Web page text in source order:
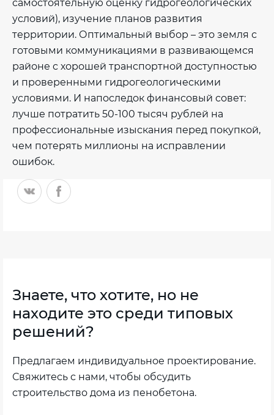
самостоятельную оценку гидрогеологических
условий), изучение планов развития
территории. Оптимальный выбор – это земля с
готовыми коммуникациями в развивающемся
районе с хорошей транспортной доступностью
и проверенными гидрогеологическими
условиями. И напоследок финансовый совет:
лучше потратить 50-100 тысяч рублей на
профессиональные изыскания перед покупкой,
чем потерять миллионы на исправлении
ошибок.
Знаете, что хотите, но не
находите это среди типовых
решений?
Предлагаем индивидуальное проектирование.
Свяжитесь с нами, чтобы обсудить
строительство дома из пенобетона.